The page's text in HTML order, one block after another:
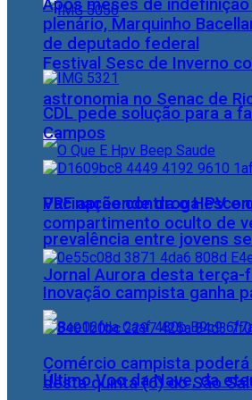
Festival Sesc de Inverno
astronomia no Senac de
Vacinação contra o HPV e
prevalência entre jovens
Jornal Aurora desta terça-
Último Voo da Nave, da
Após meses de
plenário, Marquinho
de deputado federal
CDL pede solução para a
Campos
PRF apreende droga
compartimento oculto de
Inovação campista ganha
Comércio campista
desta quinta (6) do São